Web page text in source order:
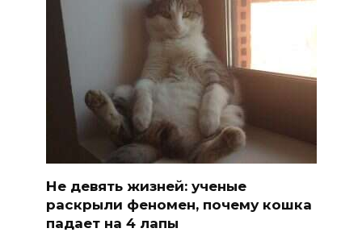
Не девять жизней: ученые
раскрыли феномен, почему кошка
падает на 4 лапы